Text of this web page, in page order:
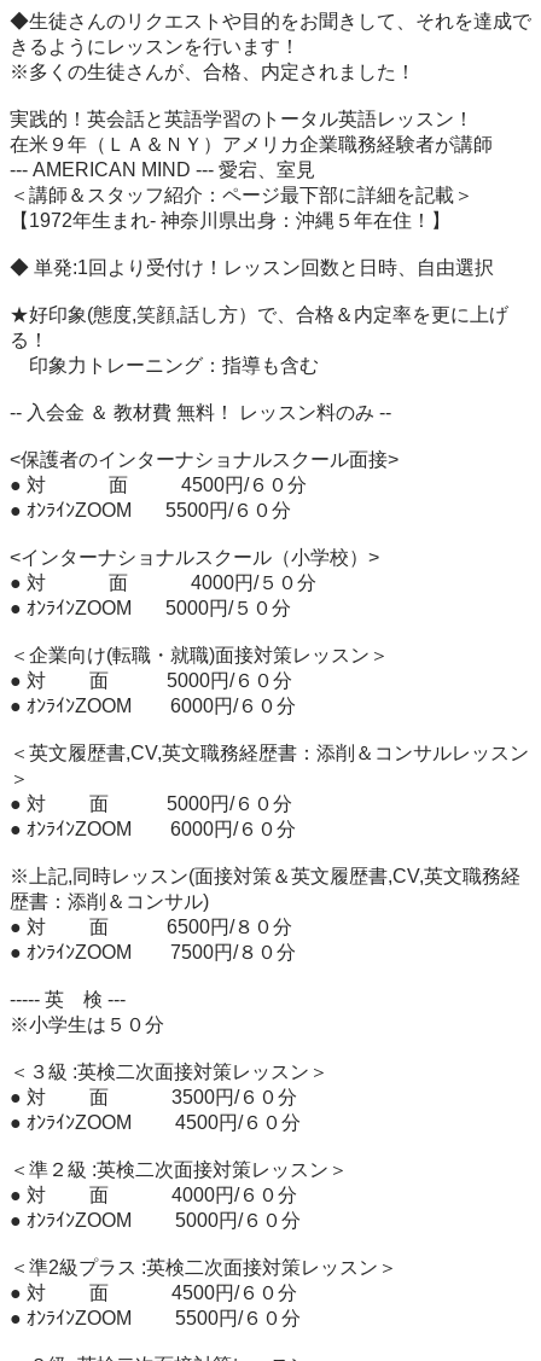
◆生徒さんのリクエストや目的をお聞きして、それを達成で
きるようにレッスンを行います！
※多くの生徒さんが、合格、内定されました！
実践的！英会話と英語学習のトータル英語レッスン！
在米９年（ＬＡ＆ＮＹ）アメリカ企業職務経験者が講師
--- AMERICAN MIND --- 愛宕、室見
＜講師＆スタッフ紹介：ページ最下部に詳細を記載＞
【1972年生まれ- 神奈川県出身：沖縄５年在住！】
◆ 単発:1回より受付け！レッスン回数と日時、自由選択
★好印象(態度,笑顔,話し方）で、合格＆内定率を更に上げ
る！
印象力トレーニング：指導も含む
-- 入会金 ＆ 教材費 無料！ レッスン料のみ --
<保護者のインターナショナルスクール面接>
● 対　　 　面  　 　4500円/６０分
● ｵﾝﾗｲﾝZOOM  　 5500円/６０分
<インターナショナルスクール（小学校）>
● 対　　 　面 　　　4000円/５０分
● ｵﾝﾗｲﾝZOOM   　5000円/５０分
＜企業向け(転職・就職)面接対策レッスン＞
● 対　 　面    　　5000円/６０分
● ｵﾝﾗｲﾝZOOM    　6000円/６０分
＜英文履歴書,CV,英文職務経歴書：添削＆コンサルレッスン
＞
● 対　 　面  　  　5000円/６０分
● ｵﾝﾗｲﾝZOOM    　6000円/６０分
※上記,同時レッスン(面接対策＆英文履歴書,CV,英文職務経
歴書：添削＆コンサル)
● 対　 　面  　  　6500円/８０分
● ｵﾝﾗｲﾝZOOM    　7500円/８０分
----- 英　検 ---
※小学生は５０分
＜３級 :英検二次面接対策レッスン＞
● 対 　　面　　　 3500円/６０分
● ｵﾝﾗｲﾝZOOM　　 4500円/６０分
＜準２級 :英検二次面接対策レッスン＞
● 対 　　面　　　 4000円/６０分
● ｵﾝﾗｲﾝZOOM　　 5000円/６０分
＜準2級プラス :英検二次面接対策レッスン＞
● 対 　　面　　　 4500円/６０分
● ｵﾝﾗｲﾝZOOM　　 5500円/６０分